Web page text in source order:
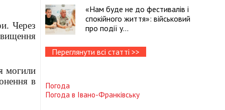
Через
могили
в
«Нам буде не до фестивалів і
спокійного життя»: військовий
про події у...
Переглянути всі статті >>
Погода
Погода в Івано-Франківську